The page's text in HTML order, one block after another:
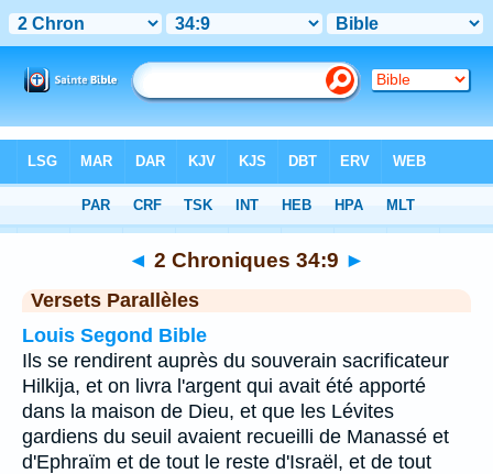
>Chapitre 34 > Verset 9
◄ 2 Chroniques 34:9 ►
Versets Parallèles
Louis Segond Bible
Ils se rendirent auprès du souverain sacrificateur
Hilkija, et on livra l'argent qui avait été apporté
dans la maison de Dieu, et que les Lévites
gardiens du seuil avaient recueilli de Manassé et
d'Ephraïm et de tout le reste d'Israël, et de tout